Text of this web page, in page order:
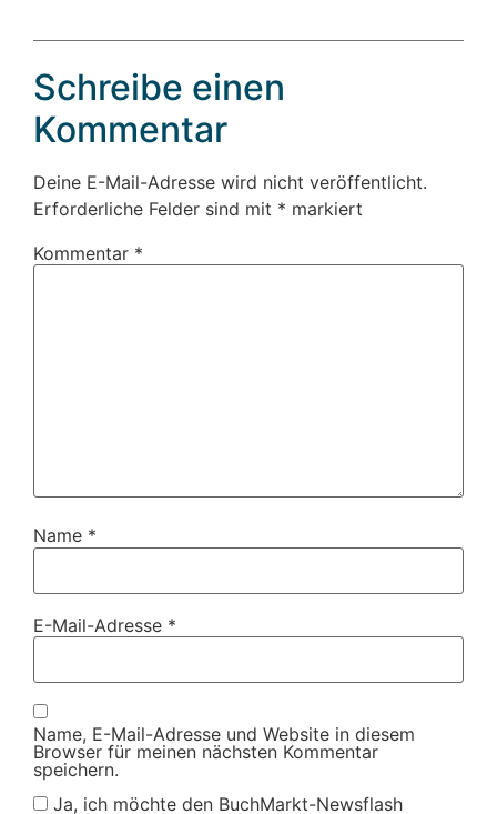
Schreibe einen
Kommentar
Deine E-Mail-Adresse wird nicht veröffentlicht.
Erforderliche Felder sind mit * markiert
Kommentar *
Name *
E-Mail-Adresse *
Name, E-Mail-Adresse und Website in diesem
Browser für meinen nächsten Kommentar
speichern.
Ja, ich möchte den BuchMarkt-Newsflash